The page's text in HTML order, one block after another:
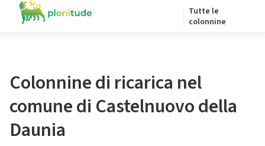
Tutte le
colonnine
Colonnine di ricarica nel
comune di Castelnuovo della
Daunia